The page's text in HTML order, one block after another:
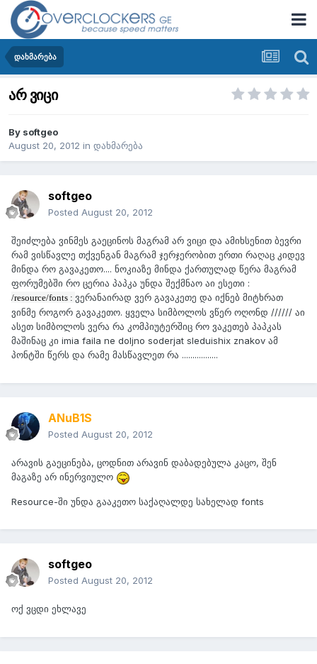
დახმარება
არ ვიცი
By softgeo
August 20, 2012 in დახმარება
softgeo
Posted August 20, 2012
შეიძლება ვინმეს გაეცინოს მაგრამ არ ვიცი და ამიხსენით ბევრი
რამ ვისწავლე თქვენგან მაგრამ ჯერჯერობით ერთი რაღაც კიდევ
მინდა რო გავაკეთო.... ნოკიაზე მინდა ქართულად წერა მაგრამ
ფორუმებში რო ცერია პაპკა უნდა შექმნაო აი ესეთი :
/resource/fonts : ვერანაირად ვერ გავაკეთე და იქნებ მიტხრათ
ვინმე როგორ გავაკეთო. ყველა სიმბოლოს ვწერ ოღონდ ////// აი
ასეთ სიმბოლოს ვერა რა კომპიუტერშიც რო ვაკეთებ პაპკას
მაშინაც კი imia faila ne doljno soderjat sleduishix znakov ამ
პონტში წერს და რამე მასწავლეთ რა .................
ANuB1S
Posted August 20, 2012
არავის გაეცინება, ცოდნით არავინ დაბადებულა კაცო, შენ
მაგაზე არ ინერვიულო
Resource-ში უნდა გააკეთო საქაღალდე სახელად fonts
softgeo
Posted August 20, 2012
ოქ ვცდი ეხლავე